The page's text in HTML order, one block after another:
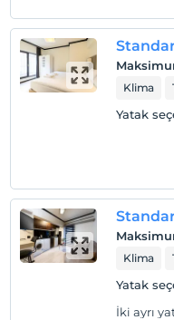
Klima
Yatak
Klima
Yatak
İki ayrı